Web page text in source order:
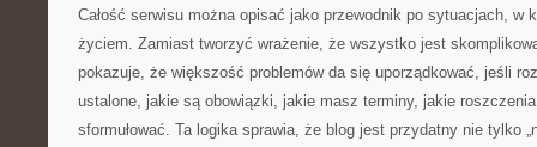
Całość serwisu można opisać jako przewodnik po sytuacjach, w
życiem. Zamiast tworzyć wrażenie, że wszystko jest
pokazuje, że większość problemów da się uporządkować, jeśli
ustalone, jakie są obowiązki, jakie masz terminy, jakie
sformułować. Ta logika sprawia, że blog jest przydatny nie tylko